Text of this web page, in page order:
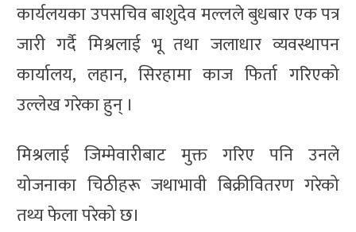
कार्यलयका उपसचिव बाशुदेव मल्लले बुधबार एक पत्र
जारी गर्दै मिश्रलाई भू तथा जलाधार व्यवस्थापन
कार्यालय, लहान, सिरहामा काज फिर्ता गरिएको
उल्लेख गरेका हुन् ।
मिश्रलाई जिम्मेवारीबाट मुक्त गरिए पनि उनले
योजनाका चिठीहरू जथाभावी बिक्रीवितरण गरेको
तथ्य फेला परेको छ।